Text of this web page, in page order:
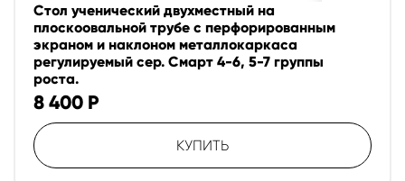
Стол ученический двухместный на
плоскоовальной трубе с перфорированным
экраном и наклоном металлокаркаса
регулируемый сер. Смарт 4-6, 5-7 группы
роста.
8 400 Р
КУПИТЬ